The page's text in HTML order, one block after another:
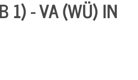
1) - VA (WÜ) IN